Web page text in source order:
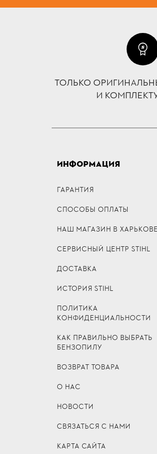
ТОЛЬКО
И
ИНФОРМАЦИЯ
ГАРАНТИЯ
СПОСОБЫ ОПЛАТЫ
НАШ МАГАЗИН В ХАРЬКОВЕ
СЕРВИСНЫЙ ЦЕНТР STIHL
ДОСТАВКА
ИСТОРИЯ STIHL
ПОЛИТИКА
КОНФИДЕНЦИАЛЬНОСТИ
КАК ПРАВИЛЬНО ВЫБРАТЬ
БЕНЗОПИЛУ
ВОЗВРАТ ТОВАРА
О НАС
НОВОСТИ
СВЯЗАТЬСЯ С НАМИ
КАРТА САЙТА